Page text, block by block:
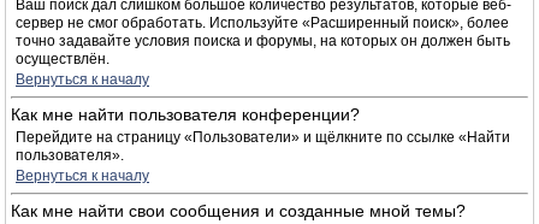
Ваш поиск дал слишком большое количество результатов, которые веб-
сервер не смог обработать. Используйте «Расширенный поиск», более
точно задавайте условия поиска и форумы, на которых он должен быть
осуществлён.
Вернуться к началу
Как мне найти пользователя конференции?
Перейдите на страницу «Пользователи» и щёлкните по ссылке «Найти
пользователя».
Вернуться к началу
Как мне найти свои сообщения и созданные мной темы?